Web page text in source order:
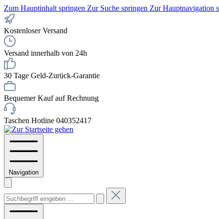
Zum Hauptinhalt springen Zur Suche springen Zur Hauptnavigation
Kostenloser Versand
Versand innerhalb von 24h
30 Tage Geld-Zurück-Garantie
Bequemer Kauf auf Rechnung
Taschen Hotline 040352417
Navigation